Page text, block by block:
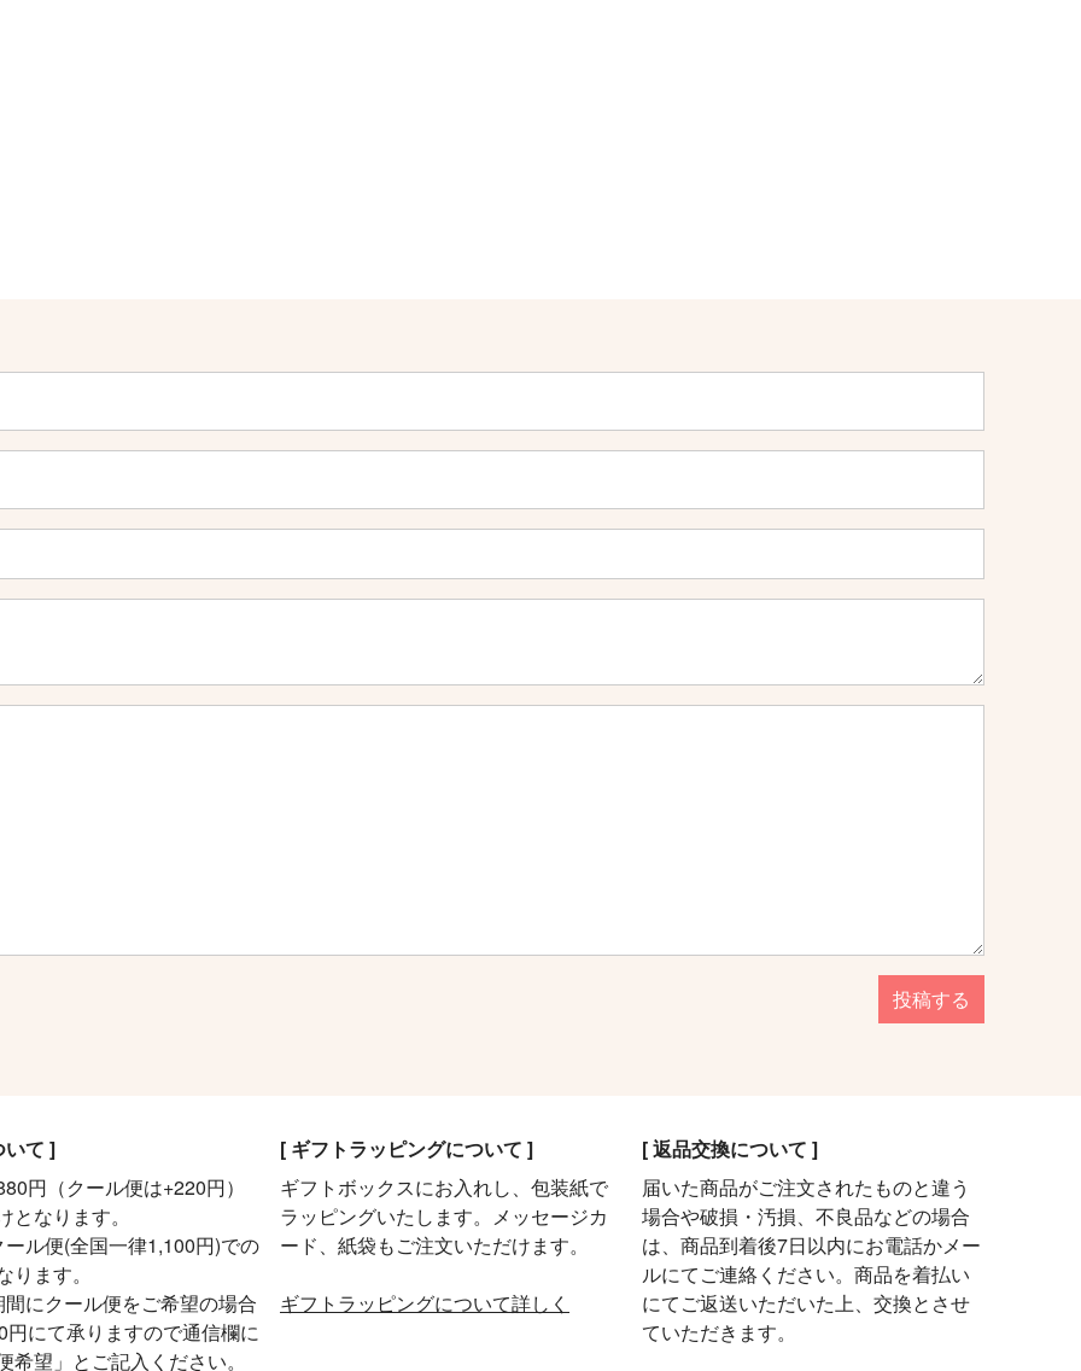
投稿する
いて ]
円（クール便は+220円）
となります。
ル便(全国一律1,100円)での
ります。
にクール便をご希望の場合
円にて承りますので通信欄に
希望」とご記入ください。
[ ギフトラッピングについて ]
ギフトボックスにお入れし、包装紙で
ラッピングいたします。メッセージカ
ード、紙袋もご注文いただけます。
ギフトラッピングについて詳しく
[ 返品交換について ]
届いた商品がご注文されたものと違う
場合や破損・汚損、不良品などの場合
は、商品到着後7日以内にお電話かメー
ルにてご連絡ください。商品を着払い
にてご返送いただいた上、交換とさせ
ていただきます。